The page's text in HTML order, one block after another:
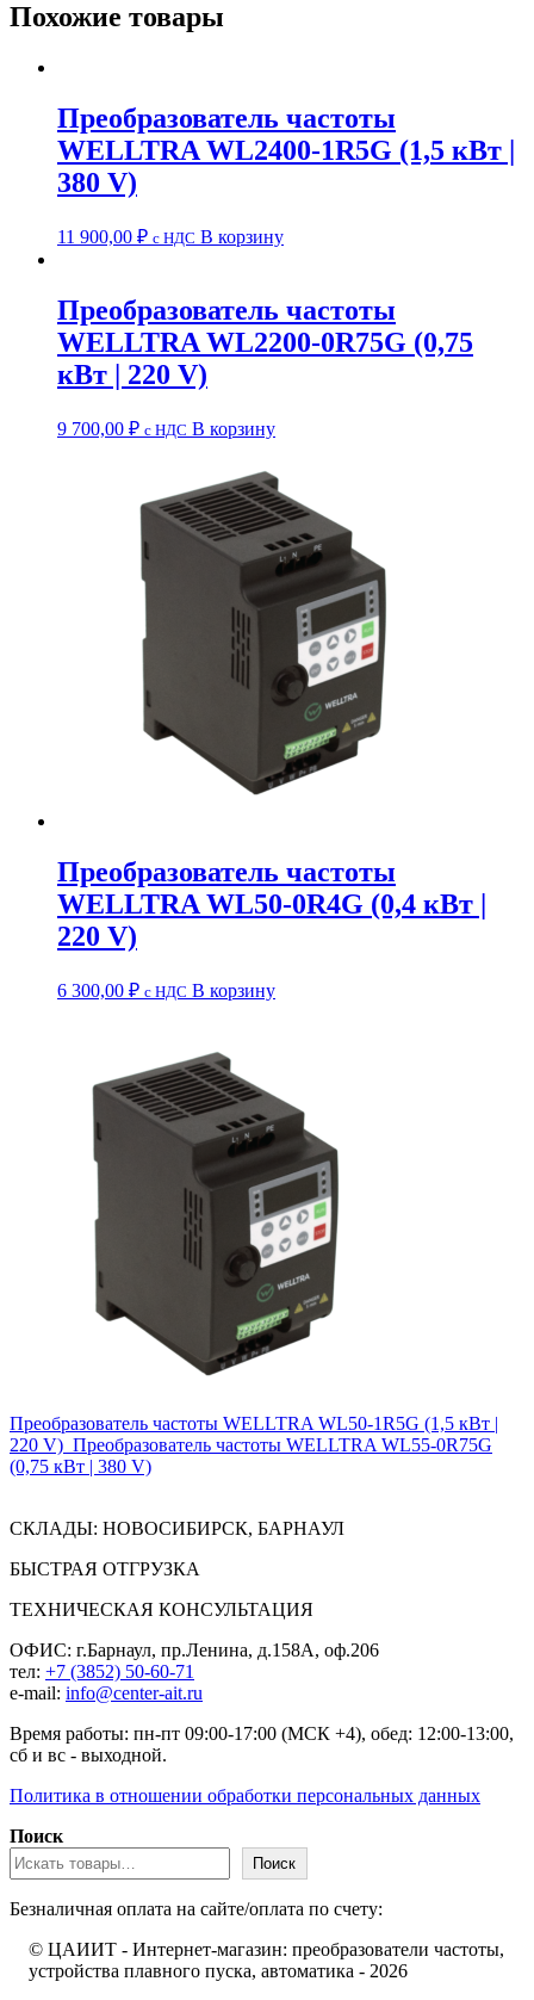
Похожие товары
Преобразователь частоты
WELLTRA WL2400-1R5G (1,5 кВт |
380 V)
11 900,00 ₽ c НДС В корзину
Преобразователь частоты
WELLTRA WL2200-0R75G (0,75
кВт | 220 V)
9 700,00 ₽ c НДС В корзину
Преобразователь частоты
WELLTRA WL50-0R4G (0,4 кВт |
220 V)
6 300,00 ₽ c НДС В корзину
Преобразователь частоты WELLTRA WL50-1R5G (1,5 кВт |
220 V) Преобразователь частоты WELLTRA WL55-0R75G
(0,75 кВт | 380 V)
СКЛАДЫ: НОВОСИБИРСК, БАРНАУЛ
БЫСТРАЯ ОТГРУЗКА
ТЕХНИЧЕСКАЯ КОНСУЛЬТАЦИЯ
ОФИС: г.Барнаул, пр.Ленина, д.158А, оф.206
тел: +7 (3852) 50-60-71
e-mail: info@center-ait.ru
Время работы: пн-пт 09:00-17:00 (МСК +4), обед: 12:00-13:00,
сб и вс - выходной.
Политика в отношении обработки персональных данных
Поиск
Поиск
Безналичная оплата на сайте/оплата по счету:
© ЦАИИТ - Интернет-магазин: преобразователи частоты,
устройства плавного пуска, автоматика - 2026